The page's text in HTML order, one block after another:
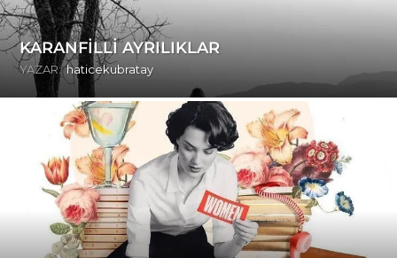
KARANFİLLİ AYRILIKLAR
YAZAR: haticekubratay